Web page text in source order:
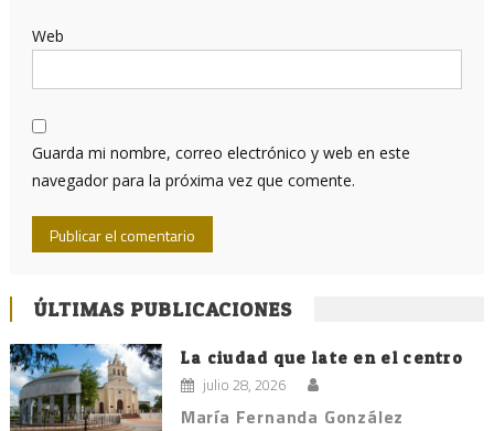
Web
Guarda mi nombre, correo electrónico y web en este
navegador para la próxima vez que comente.
ÚLTIMAS PUBLICACIONES
La ciudad que late en el centro
julio 28, 2026
María Fernanda González